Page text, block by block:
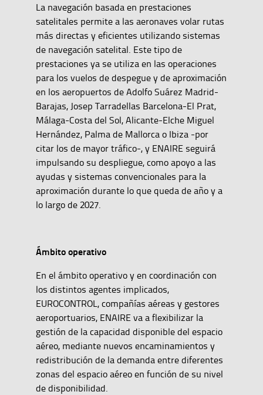
La navegación basada en prestaciones
satelitales permite a las aeronaves volar rutas
más directas y eficientes utilizando sistemas
de navegación satelital. Este tipo de
prestaciones ya se utiliza en las operaciones
para los vuelos de despegue y de aproximación
en los aeropuertos de Adolfo Suárez Madrid-
Barajas, Josep Tarradellas Barcelona-El Prat,
Málaga-Costa del Sol, Alicante-Elche Miguel
Hernández, Palma de Mallorca o Ibiza -por
citar los de mayor tráfico-, y ENAIRE seguirá
impulsando su despliegue, como apoyo a las
ayudas y sistemas convencionales para la
aproximación durante lo que queda de año y a
lo largo de 2027.
Ámbito operativo
En el ámbito operativo y en coordinación con
los distintos agentes implicados,
EUROCONTROL, compañías aéreas y gestores
aeroportuarios, ENAIRE va a flexibilizar la
gestión de la capacidad disponible del espacio
aéreo, mediante nuevos encaminamientos y
redistribución de la demanda entre diferentes
zonas del espacio aéreo en función de su nivel
de disponibilidad.